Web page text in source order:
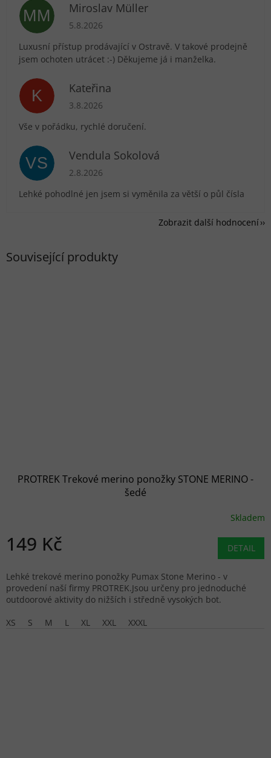
Související produkty
PROTREK Trekové merino ponožky STONE MERINO -
šedé
Skladem
149 Kč DETAIL
Lehké trekové merino ponožky Pumax Stone Merino - v
provedení naší firmy PROTREK.Jsou určeny pro jednoduché
outdoorové aktivity do nižších i středně vysokých bot.
XS
S M L XL XXL XXXL
MM Miroslav Müller
Hodnocení obchodu je 5 z 5 hvězdiček.
5.8.2026
Luxusní přístup prodávající v Ostravě. V takové prodejně
jsem ochoten utrácet :-) Děkujeme já i manželka.
K Kateřina
Hodnocení obchodu je 5 z 5 hvězdiček.
3.8.2026
Vše v pořádku, rychlé doručení.
VS Vendula Sokolová
Hodnocení obchodu je 5 z 5 hvězdiček.
2.8.2026
Lehké pohodlné jen jsem si vyměnila za větší o půl čísla
Zobrazit další hodnocení